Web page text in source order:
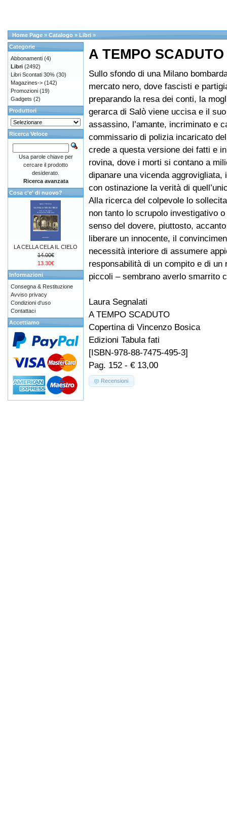
Home Page » Catalogo » Libri »
A TEMPO SCADUTO
Sullo sfondo di una Milano
mercato nero, dove fascisti e
preparando la resa dei conti, la
gerarca di Salò viene uccisa e il
assassino, l’amante, incriminato e
commissario di polizia incaricato
crede a questa versione dei fatti e
rovina, dove i morti si contano a
dipanare una vicenda aggrovigliata,
con ostinazione la verità di
Alla ricerca del colpevole lo
non tanto lo scrupolo investigativo
senso del dovere, piuttosto, accanto
liberare un innocente, il
necessità interiore di assumere
responsabilità di un compito e di
piccoli – sembrano averlo smarrito
Laura Segnalati
A TEMPO SCADUTO
Copertina di Vincenzo Bosica
Edizioni Tabula fati
[ISBN-978-88-7475-495-3]
Pag. 152 - € 13,00
Recensioni
Categorie
Abbonamenti (4)
Libri (2492)
Libri Scontati 30% (30)
Magazines-> (142)
Promozioni (19)
Gadgets (2)
Produttori
Ricerca Veloce
Usa parole chiave per
cercare il prodotto
desiderato.
Ricerca avanzata
Cosa c'e' di nuovo?
LA CELLA CELA IL CIELO
14.00€
13.30€
Informazioni
Consegna & Restituzione
Avviso privacy
Condizioni d'uso
Contattaci
Accettiamo